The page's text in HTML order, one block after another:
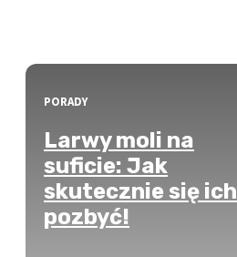
PORADY
Larwy moli na
suficie: Jak
skutecznie się ich
pozbyć!